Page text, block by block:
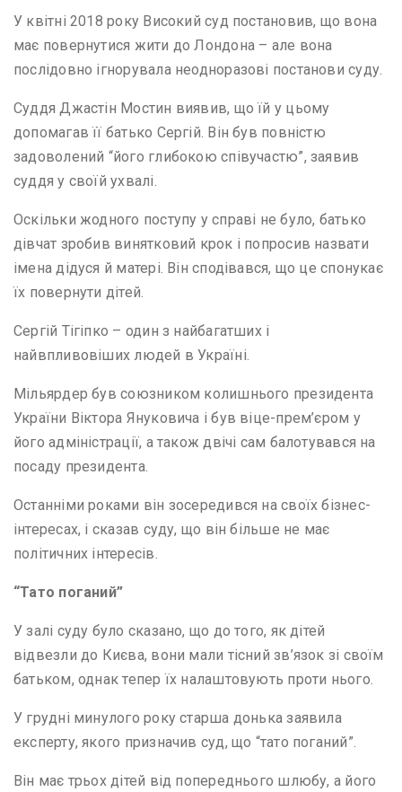
У квітні 2018 року Високий суд постановив, що вона
має повернутися жити до Лондона – але вона
послідовно ігнорувала неодноразові постанови суду.
Суддя Джастін Мостин виявив, що їй у цьому
допомагав її батько Сергій. Він був повністю
задоволений “його глибокою співучастю”, заявив
суддя у своїй ухвалі.
Оскільки жодного поступу у справі не було, батько
дівчат зробив винятковий крок і попросив назвати
імена дідуся й матері. Він сподівався, що це спонукає
їх повернути дітей.
Сергій Тігіпко – один з найбагатших і
найвпливовіших людей в Україні.
Мільярдер був союзником колишнього президента
України Віктора Януковича і був віце-прем’єром у
його адміністрації, а також двічі сам балотувався на
посаду президента.
Останніми роками він зосередився на своїх бізнес-
інтересах, і сказав суду, що він більше не має
політичних інтересів.
“Тато поганий”
У залі суду було сказано, що до того, як дітей
відвезли до Києва, вони мали тісний зв’язок зі своїм
батьком, однак тепер їх налаштовують проти нього.
У грудні минулого року старша донька заявила
експерту, якого призначив суд, що “тато поганий”.
Він має трьох дітей від попереднього шлюбу, а його